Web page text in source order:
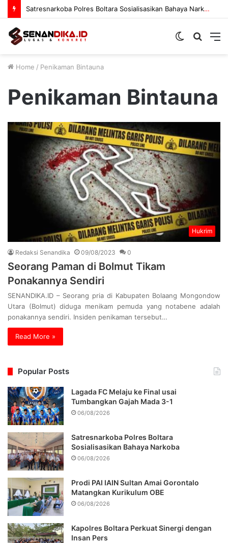
Satresnarkoba Polres Boltara Sosialisasikan Bahaya Narkoba
Search
Switch
Home / Penikaman Bintauna
Penikaman Bintauna
Hukrim
Redaksi Senandika 09/08/2023 0
Seorang Paman di Bolmut Tikam
Ponakannya Sendiri
SENANDIKA.ID – Seorang pria di Kabupaten Bolaang Mongondow
Utara (Bolmut) diduga menikam pemuda yang notabene adalah
ponakannya sendiri. Insiden penikaman tersebut…
Read More »
Popular Posts
Lagada FC Melaju ke Final usai
Tumbangkan Gajah Mada 3-1
06/08/2026
Satresnarkoba Polres Boltara
Sosialisasikan Bahaya Narkoba
06/08/2026
Prodi PAI IAIN Sultan Amai Gorontalo
Matangkan Kurikulum OBE
06/08/2026
Kapolres Boltara Perkuat Sinergi dengan
Insan Pers